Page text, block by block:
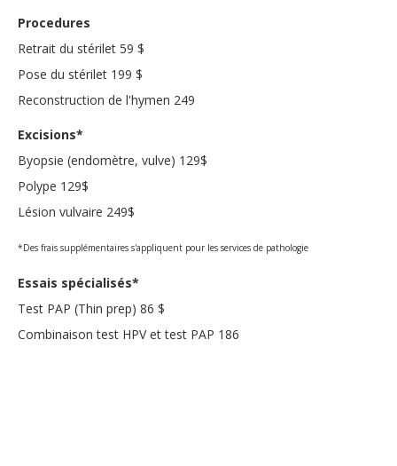
Procedures
Retrait du stérilet 59 $
Pose du stérilet 199 $
Reconstruction de l'hymen 249
Excisions*
Byopsie (endomètre, vulve) 129$
Polype 129$
Lésion vulvaire 249$
*Des frais supplémentaires s'appliquent pour les services de pathologie
Essais spécialisés*
Test PAP (Thin prep) 86 $
Combinaison test HPV et test PAP 186